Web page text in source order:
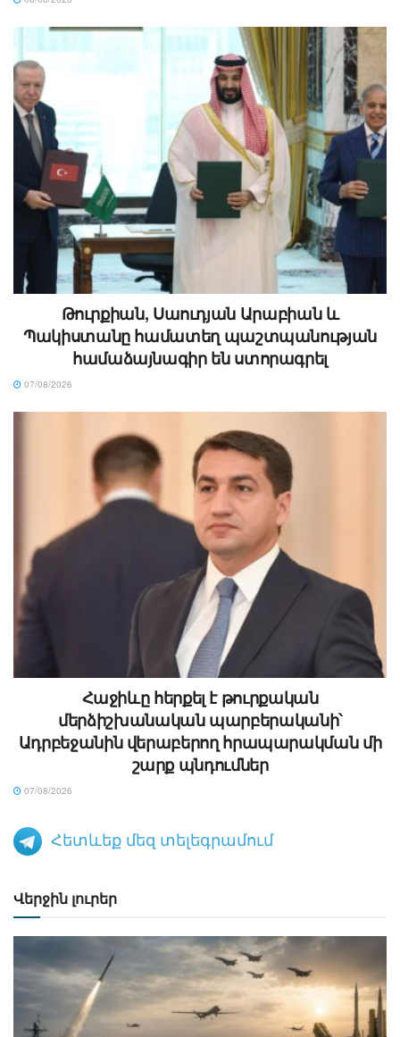
Թուրքիան, Սաուդյան Արաբիան և
Պակիստանը համատեղ պաշտպանության
համաձայնագիր են ստորագրել
07/08/2026
Հաջիևը հերքել է թուրքական
մերձիշխանական պարբերականի՝
Ադրբեջանին վերաբերող հրապարակման մի
շարք պնդումներ
07/08/2026
Հետևեք մեզ տելեգրամում
Վերջին լուրեր